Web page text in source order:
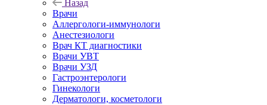
Назад
Врачи
Аллергологи-иммунологи
Анестезиологи
Врач КТ диагностики
Врачи УВТ
Врачи УЗД
Гастроэнтерологи
Гинекологи
Дерматологи, косметологи